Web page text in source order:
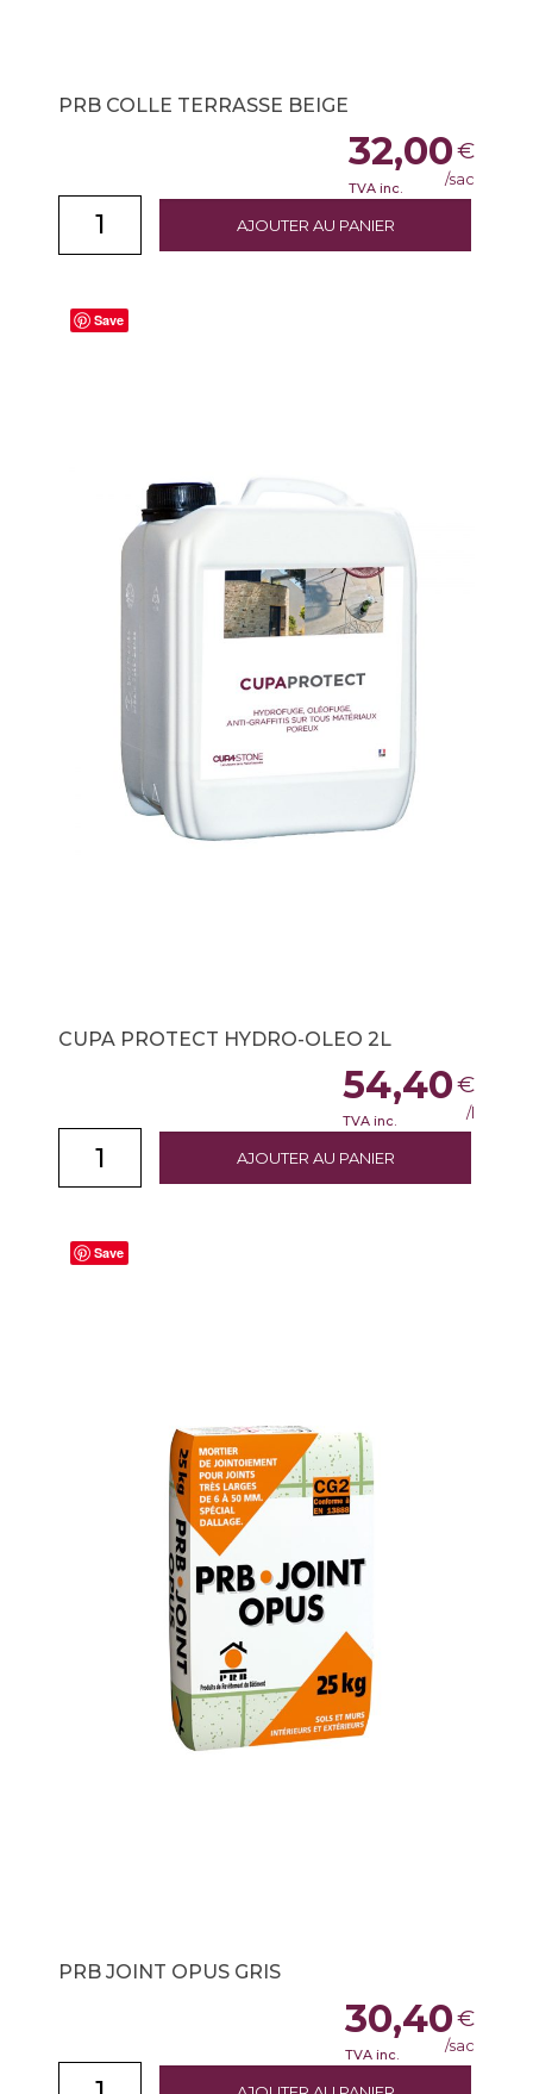
PRB COLLE TERRASSE BEIGE
AJOUTER AU PANIER
32,00€
TVA inc. /sac
Save
CUPA PROTECT HYDRO-OLEO 2L
AJOUTER AU PANIER
54,40€
TVA inc. /l
Save
PRB JOINT OPUS GRIS
30,40€
TVA inc. /sac